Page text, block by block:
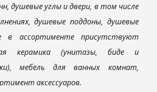
душевые углы и двери, в том числе
душевые поддоны, душевые
ассортименте присутствуют
керамика (унитазы, биде и
мебель для ванных комнат,
аксессуаров.